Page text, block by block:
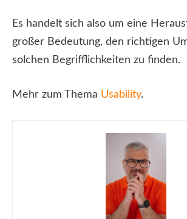
Es handelt sich also um eine
großer Bedeutung, den richtigen
solchen Begrifflichkeiten zu finden.
Mehr zum Thema Usability.